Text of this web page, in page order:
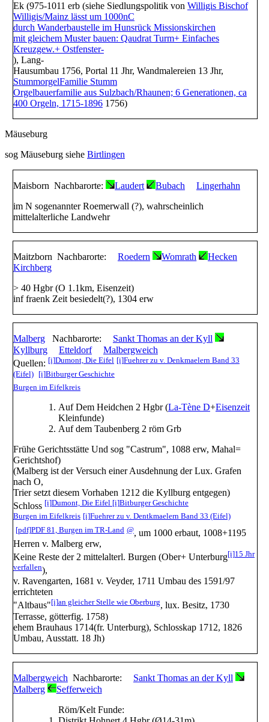
Ek (975-1011 erb (siehe Siedlungspolitik von Willigis Bischof
Willigis/Mainz lässt um 1000nC
durch Wanderbaustelle im Hunsrück Missionskirchen
mit gleichem Muster bauen: Qaudrat Turm+ Einfaches
Kreuzgew.+ Ostfenster-
), Lang-
Hausumbau 1756, Portal 11 Jhr, Wandmalereien 13 Jhr,
StummorgelFamilie Stumm
Orgelbauerfamilie aus Sulzbach/Rhaunen; 6 Generationen, ca
400 Orgeln, 1715-18961756)
Mäuseburg
sog Mäuseburg siehe Birtlingen
Maisborn Nachbarorte: Laudert Bubach
Lingerhahn
im N sogenannter Roemerwall (?), wahrscheinlich
mittelalterliche Landwehr
Maitzborn Nachbarorte: Roedern Womrath
Hecken
Kirchberg
> 40 Hgbr (O 1.1km, Eisenzeit)
inf fraenk Zeit besiedelt(?), 1304 erw
Malberg Nachbarorte:
Sankt Thomas an der Kyll
Kyllburg
Etteldorf
Malbergweich
Quellen: [i]Dumont, Die Eifel [i]Fuehrer zu v. Denkmaelern Band 33
(Eifel)
[i]Bitburger Geschichte
Burgen im Eifelkreis
Auf Dem Heidchen 2 Hgbr (La-Tène D+Eisenzeit
Kleinfunde)
Auf dem Taubenberg 2 röm Grb
Frühe Gerichtsstätte Und sog "Castrum", 1088 erw, Mahal=
Gerichtshof)
(Malberg ist der Versuch einer Ausdehnung der Lux. Grafen
nach O,
Trier setzt diesem Vorhaben 1212 die Kyllburg entgegen)
Schloss [i]Dumont, Die Eifel [i]Bitburger Geschichte
Burgen im Eifelkreis [i]Fuehrer zu v. Dentkmaelern Band 33 (Eifel)
[pdf]PDF 81, Burgen im TR-Land @, um 1000 erbaut, 1008+1195
Herren v. Malberg erw,
Keine Reste der 2 mittelalterl. Burgen (Ober+ Unterburg[i]15 Jhr
verfallen),
v. Ravengarten, 1681 v. Veyder, 1711 Umbau des 1591/97
errichteten
"Altbaus"[i]an gleicher Stelle wie Oberburg, lux. Besitz, 1730
Terrasse, götterfig. 1758)
ehem Brauhaus 1714(fr. Unterburg), Schlosskap 1712, 1826
Umbau, Ausstatt. 18 Jh)
Malbergweich Nachbarorte:
Sankt Thomas an der Kyll
Malberg
Sefferweich
Röm/Kelt Funde: